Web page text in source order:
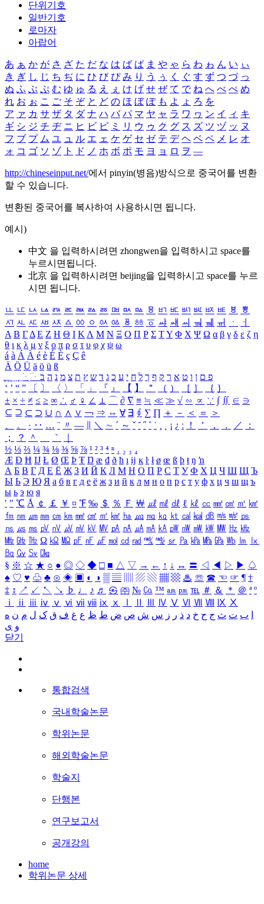
단위기호
일반기호
로마자
아랍어
あ ぁ か が さ ざ た だ な は ば ぱ ま や ゃ ら わ ゎ ん い ぃ
き ぎ し じ ち ぢ に ひ び ぴ み り う ぅ く ぐ す ず つ づ っ
ぬ ふ ぶ ぷ む ゆ ゅ る え ぇ け げ せ ぜ て で ね へ べ ぺ め
れ お ぉ こ ご そ ぞ と ど の ほ ぼ ぽ も よ ょ ろ を
ア ァ カ サ ザ タ ダ ナ ハ バ パ マ ヤ ャ ラ ワ ヮ ン イ ィ キ
ギ シ ジ チ ヂ ニ ヒ ビ ピ ミ リ ウ ゥ ク グ ス ズ ツ ヅ ッ ヌ
フ ブ プ ム ユ ュ ル エ ェ ケ ゲ セ ゼ テ デ ヘ ベ ペ メ レ オ
ォ コ ゴ ソ ゾ ト ド ノ ホ ボ ポ モ ヨ ョ ロ ヲ ―
http://chineseinput.net/에서 pinyin(병음)방식으로 중국어를 변환
할 수 있습니다.
변환된 중국어를 복사하여 사용하시면 됩니다.
예시)
中文 을 입력하시려면 zhongwen을 입력하시고 space를
누르시면됩니다.
北京 을 입력하시려면 beijing을 입력하시고 space를 누르
시면 됩니다.
ㅥ ㅦ ㅧ ㅨ ㅩ ㅪ ㅫ ㅬ ㅭ ㅮ ㅯ ㅰ ㅱ ㅲ ㅳ ㅴ ㅵ ㅶ ㅷ ㅸ
ㅹ
ㅺ ㅻ ㅼ ㅽ ㅾ ㅿ ㆀ ㆁ ㆂ ㆃ ㆄ ㆅ ㆆ ㆇ ㆈ ㆉ ㆊ ㆋ ㆌ ㆍ
ㆎ
Α Β ΓΔ Ε Ζ Η Θ Ι ΚΛ Μ Ν Ξ Ο Π Ρ Σ ΤΥ Φ Χ Ψ Ω α β γ δ ε ζ η
θ ι κ λ μ ν ξ ο π ρ σ τ υ φ χ ψ ω
á à Á À é è É È ç Ç ê
Ä Ö Ü ä ö ü ß
ִֶֹ ֻּ ׁׂ פ ם ן ו ט א ר ק ף ך ל ח י ע כ ג ד ש ץ ת צ מ נ ה ב
‘ ’ “ ” 〔 〕 〈 〉 「 」 『 』 【 】 ＂ （ ） ［ ］ ｛ ｝
± × ÷ ≠ ≤ ≥ ∞ ∴ ♂ ♀ ∠ ⊥ ⌒ ∂ ∇ ≡ ≒ ≪ ≫ √ ∽ ∝ ∵ ∫ ∬ ∈ ∋
⊆ ⊇ ⊂ ⊃ ∪ ∩ ∧ ∨ ￢ ⇒ ⇔ ∀ ∃ ∮ ∑ ∏ ＋ － ＜ ＝
＞
、
。 · ‥ … ¨ 〃 ― ＼ ∼ ´ ～ ˇ ˘ ˝ ˚ ˙ ¸ ¡ ¿ ː ！ ＇ ， ． ／
：
；
？ ＾ ｀
½ ⅓ ⅔ ¼ ¾ ⅛ ⅜ ⅝ ⅞ ¹ ² ³ ⁴ ⁿ ₁ ₂ ₃ ₄
Æ Ð Ħ Ĳ Ł Ø Œ Þ Ŧ Ŋ æ đ ð ħ ı ĳ ĸ ŀ ł ø œ ß þ ŧ ŋ ŉ
А Б В Г Д Е Ё Ж З И Й К Л М Н О П Р С Т У Ф Х Ц Ч Ш Щ Ъ
Ы Ь Э Ю Я а б в г д е ё ж з и й к л м н о п р с т у ф х ц ч ш щ ъ
ы ь э ю я
′ ″ ℃ Å ￠ ￡ ￥ ¤ ℉ ‰ ＄ ％ Ｆ ￦ ㎕ ㎖ ㎗ ℓ ㎘ ㏄ ㎣ ㎤ ㎥ ㎦
㎙ ㎚ ㎛ ㎜ ㎝ ㎞ ㎟ ㎠ ㎡ ㎢ ㏊ ㎍ ㎎ ㎏ ㏏ ㎈ ㎉ ㏈ ㎧ ㎨ ㎰
㎱ ㎲ ㎳ ㎴ ㎵ ㎶ ㎷ ㎸ ㎹ ㎀ ㎁ ㎂ ㎃ ㎄ ㎺ ㎻ ㎽ ㎾ ㎿ ㎐ ㎑
㎒ ㎓ ㎔ Ω ㏀ ㏁ ㎊ ㎋ ㎌ ㏖ ㏅ ㎭ ㎮ ㎯ ㏛ ㎩ ㎪ ㎫ ㎬ ㏝ ㏐
㏓
㏃ ㏉ ㏜ ㏆
§ ※ ☆ ★ ○ ● ◎ ◇ ◆ □ ■ △ ▽ → ← ↑ ↓ ↔ 〓 ◁ ◀ ▷ ▶ ♤
♠ ♡ ♥ ♧ ♣ ⊙ ◈ ▣ ◐ ◑ ▒ ▤ ▨ ▧ ▦ ▩ ♨ ☏ ☎ ☜ ☞ ¶ †
‡ ↕ ↗ ↙ ↖ ↘ ♭ ♩ ♪ ♬ ㉿ ㈜ № ㏇ ™ ㏂ ㏘ ℡ ＃ ＆ ＊ ＠ ª º
ⅰ
ⅱ ⅲ ⅳ ⅴ ⅵ ⅶ ⅷ ⅸ ⅹ Ⅳ Ⅴ Ⅵ Ⅶ Ⅷ Ⅸ Ⅹ
ب ت ث ج ح خ د ذ ر ز س ش ص ض ط ظ ع غ ف ق ک ل م ن ه
و ی
닫기
통합검색
국내학술논문
학위논문
해외학술논문
학술지
단행본
연구보고서
공개강의
home
학위논문 상세